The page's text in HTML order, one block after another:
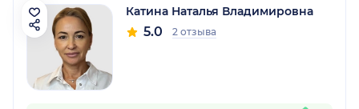
Катина Наталья Владимировна
5.0 2 отзыва